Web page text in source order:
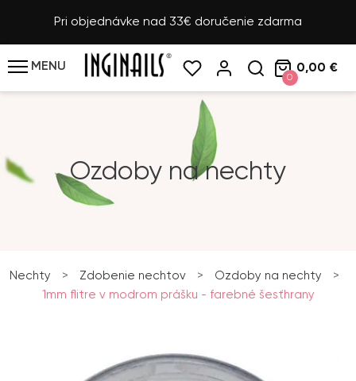
Pri objednávke nad 33€ doručenie zdarma
MENU
0
0,00 €
Ozdoby na nechty
Nechty > Zdobenie nechtov > Ozdoby na nechty
>
1mm flitre v modrom prášku - farebné šesťhrany